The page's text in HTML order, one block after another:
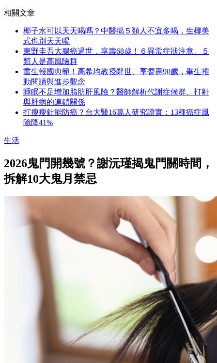
相關文章
椰子水可以天天喝嗎？中醫揭５類人不宜多喝，生椰美
式也別天天喝
東野圭吾大腸癌過世，享壽68歲！６異常症狀注意、５
類人是高風險群
書生報國典範！高希均教授辭世、享耆壽90歲，畢生推
動閱讀與進步觀念
睡眠不足增加脂肪肝風險？醫師解析代謝症候群、打鼾
與肝病的連鎖關係
打瘦瘦針能防癌？台大醫16萬人研究證實：13種癌症風
險降41%
生活
2026鬼門開幾號？謝沅瑾揭鬼門關時間，
拆解10大鬼月禁忌